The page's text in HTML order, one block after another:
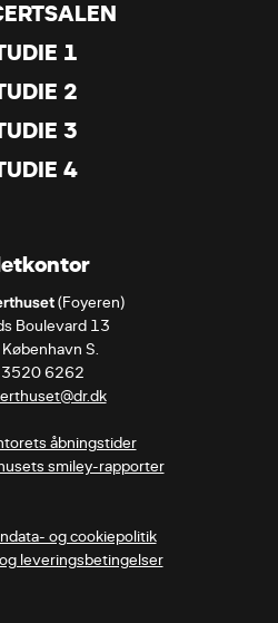
1
2
3
4
(Foyeren)
Boulevard 13
S.
åbningstider
smiley-rapporter
og cookiepolitik
leveringsbetingelser